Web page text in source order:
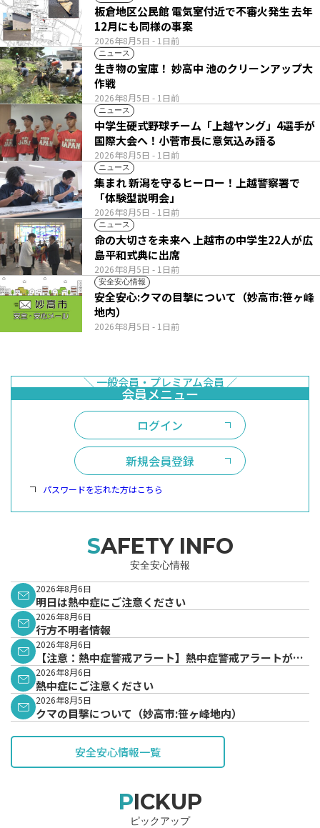
2026年8月5日 - 1日前
板倉地区公民館 電気室付近で不審火発生 去年
12月にも同様の事案
ニュース
2026年8月5日 - 1日前
生き物の宝庫！ 妙高中 池のクリーンアップ大
作戦
ニュース
2026年8月5日 - 1日前
中学生硬式野球チーム「上越ヤング」4選手が
国際大会へ！小菅市長に意気込み語る
ニュース
2026年8月5日 - 1日前
集まれ 新潟を守るヒーロー！上越警察署で
「体験型説明会」
ニュース
2026年8月5日 - 1日前
命の大切さを未来へ 上越市の中学生22人が広
島平和式典に出席
安全安心情報
2026年8月5日 - 1日前
安全安心:クマの目撃について（妙高市:笹ヶ峰
地内）
ログイン
新規会員登録
パスワードを忘れた方はこちら
SAFETY INFO
安全安心情報
2026年8月6日
明日は熱中症にご注意ください
2026年8月6日
行方不明者情報
2026年8月6日
【注意：熱中症警戒アラート】熱中症警戒アラートが発
表されています。
2026年8月6日
熱中症にご注意ください
2026年8月5日
クマの目撃について（妙高市:笹ヶ峰地内）
安全安心情報一覧
PICKUP
ピックアップ